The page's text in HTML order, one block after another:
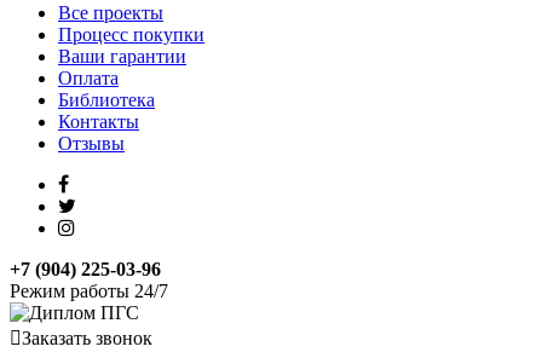
Все проекты
Процесс покупки
Ваши гарантии
Оплата
Библиотека
Контакты
Отзывы
+7 (904) 225-03-96
Режим работы 24/7
Заказать звонок